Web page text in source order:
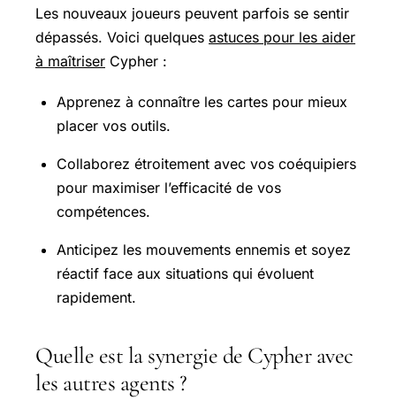
Les nouveaux joueurs peuvent parfois se sentir
dépassés. Voici quelques astuces pour les aider
à maîtriser Cypher :
Apprenez à connaître les cartes pour mieux
placer vos outils.
Collaborez étroitement avec vos coéquipiers
pour maximiser l’efficacité de vos
compétences.
Anticipez les mouvements ennemis et soyez
réactif face aux situations qui évoluent
rapidement.
Quelle est la synergie de Cypher avec
les autres agents ?